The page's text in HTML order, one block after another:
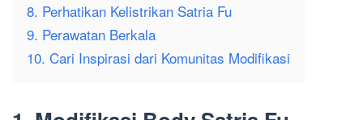
8. Perhatikan Kelistrikan Satria Fu
9. Perawatan Berkala
10. Cari Inspirasi dari Komunitas Modifikasi